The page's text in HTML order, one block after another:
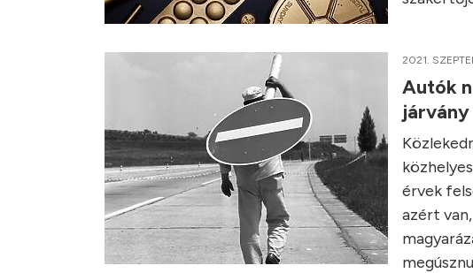
2021.
Autók
érvek
azért